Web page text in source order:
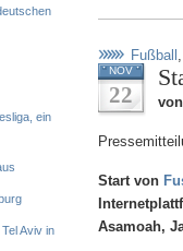
ein
Aviv in
Fußball
NOV
22
Start von
Asamoah,